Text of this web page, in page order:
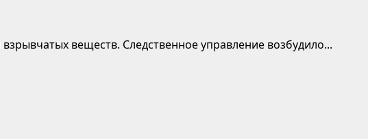
веществ. Следственное управление возбудило...